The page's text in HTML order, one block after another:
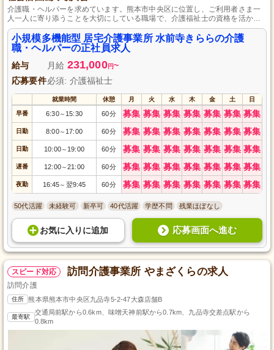
介護職・ヘルパーを求めています。熊本市中央区に位置し、ご利用者さま一
人一人に寄り添うことを大切にしている職場で、介護福祉士の資格を活かせ
ます。残業がほとんどなく、昇給制度や賞与、各種手当の充実も魅力。安定
して長く働ける環境をご用意しています。
小規模多機能型 居宅介護事業所 水前寺きららの介護
職・ヘルパーの正社員求人
給与 月給 231,000円~
応募要件必須: 介護福祉士
就業時間 休憩 月 火 水 木 金 土 日
早番 6:30～ 15:30 60分 募集 募集 募集 募集 募集 募集 募集
日勤 8:00～ 17:00 60分 募集 募集 募集 募集 募集 募集 募集
日勤 10:00～ 19:00 60分 募集 募集 募集 募集 募集 募集 募集
遅番 12:00～21:00 60分 募集 募集 募集 募集 募集 募集 募集
夜勤 16:45～ 翌9:45 60分 募集 募集 募集 募集 募集 募集 募集
50代活躍 未経験可 新卒可 40代活躍 学歴不問 残業ほぼなし
お気に入り に追加 応募画面へ進む
スピード対応 訪問介護事業所 やまざくらの求人
訪問介護
住所 熊本県熊本市中央区九品寺5-2-47大森店舗B
最寄駅
交通局前駅から0.6km、味噌天神前駅から0.7km、九品寺交差点駅から
0.8km